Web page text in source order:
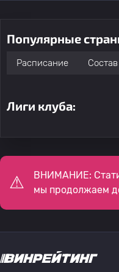
Популярные
Расписание Состав
Лиги клуба:
ВНИМАНИЕ:
мы продолжаем